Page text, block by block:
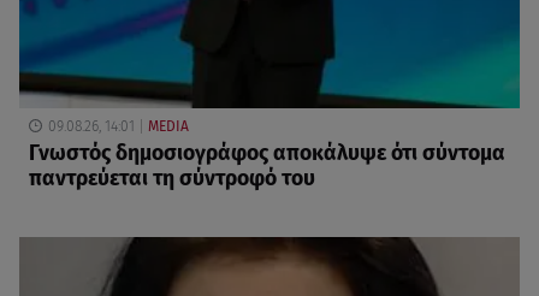
09.08.26, 14:01 MEDIA
Γνωστός δημοσιογράφος αποκάλυψε ότι σύντομα
παντρεύεται τη σύντροφό του